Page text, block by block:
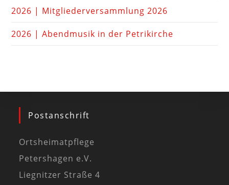
2026 | Mitgliederversammlung 2026
2026 | Abendmusik in der Petrikirche
Postanschrift
Ortsheimatpflege
Petershagen e.V.
Liegnitzer Straße 4